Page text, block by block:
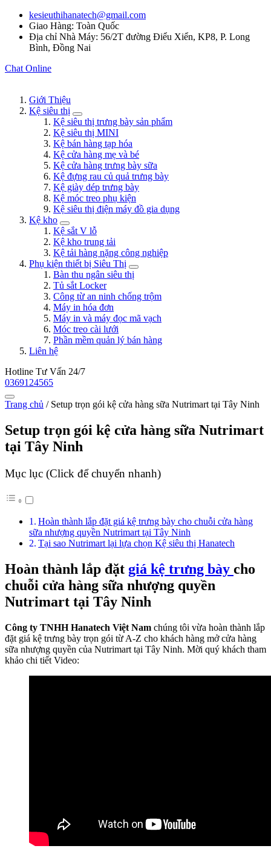
kesieuthihanatech@gmail.com
Giao Hàng: Toàn Quốc
Địa chỉ Nhà Máy: 56/2T đường Điểu Xiển, KP8, P. Long
Bình, Đồng Nai
Chat Online
Giới Thiệu
Kệ siêu thị
Kệ siêu thị trưng bày sản phẩm
Kệ siêu thị MINI
Kệ bán hàng tạp hóa
Kệ cửa hàng mẹ và bé
Kệ cửa hàng trưng bày sữa
Kệ đựng rau củ quả trưng bày
Kệ giày dép trưng bày
Kệ móc treo phụ kiện
Kệ siêu thị điện máy đồ gia dụng
Kệ kho
Kệ sắt V lỗ
Kệ kho trung tải
Kệ tải hàng nặng công nghiệp
Phụ kiện thiết bị Siêu Thị
Bàn thu ngân siêu thị
Tủ sắt Locker
Công từ an ninh chống trộm
Máy in hóa đơn
Máy in và máy đọc mã vạch
Móc treo cài lưới
Phần mềm quản lý bán hàng
Liên hệ
Hotline Tư Vấn 24/7
0369124565
Trang chủ / Setup trọn gói kệ cửa hàng sữa Nutrimart tại Tây Ninh
Setup trọn gói kệ cửa hàng sữa Nutrimart
tại Tây Ninh
Mục lục (Click để chuyển nhanh)
Hoàn thành lắp đặt giá kệ trưng bày cho chuỗi cửa hàng
sữa nhượng quyền Nutrimart tại Tây Ninh
Tại sao Nutrimart lại lựa chọn Kệ siêu thị Hanatech
Hoàn thành lắp đặt giá kệ trưng bày cho
chuỗi cửa hàng sữa nhượng quyền
Nutrimart tại Tây Ninh
Công ty TNHH Hanatech Việt Nam chúng tôi vừa hoàn thành lắp
đặt giá kệ trưng bày trọn gói từ A-Z cho khách hàng mở cửa hàng
sữa nhượng quyền của Nutrimart tại Tây Ninh. Mời quý khách tham
khảo chi tiết Video: